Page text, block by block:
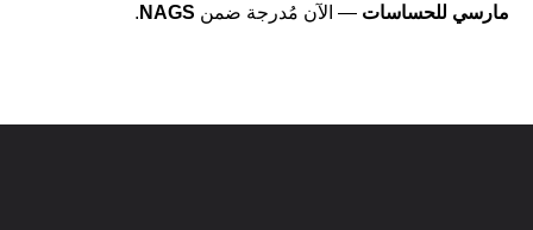
مارسي للحساسات — الآن مُدرجة ضمن NAGS
.